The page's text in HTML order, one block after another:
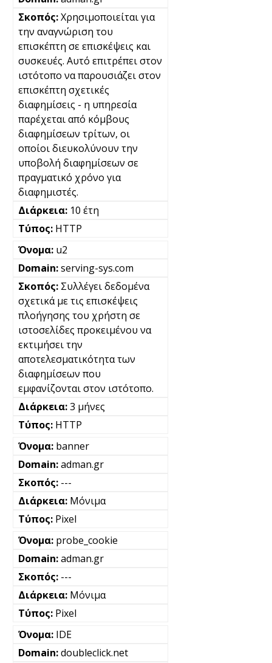
Χρησιμοποιείται για
την αναγνώριση του
επισκέπτη σε επισκέψεις και
συσκευές. Αυτό επιτρέπει στον
ιστότοπο να παρουσιάζει στον
επισκέπτη σχετικές
διαφημίσεις - η υπηρεσία
παρέχεται από κόμβους
διαφημίσεων τρίτων, οι
οποίοι διευκολύνουν την
υποβολή διαφημίσεων σε
πραγματικό χρόνο για
διαφημιστές.
10 έτη
HTTP
u2
serving-sys.com
Συλλέγει δεδομένα
σχετικά με τις επισκέψεις
πλοήγησης του χρήστη σε
ιστοσελίδες προκειμένου να
εκτιμήσει την
αποτελεσματικότητα των
διαφημίσεων που
εμφανίζονται στον ιστότοπο.
3 μήνες
HTTP
banner
adman.gr
---
Μόνιμα
Pixel
probe_cookie
adman.gr
---
Μόνιμα
Pixel
IDE
doubleclick.net